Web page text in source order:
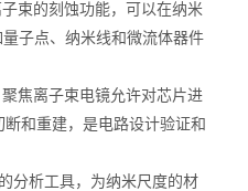
束的刻蚀功能，可以在纳米
子点、纳米线和微流体器件
焦离子束电镜允许对芯片进
和重建，是电路设计验证和
析工具，为纳米尺度的材